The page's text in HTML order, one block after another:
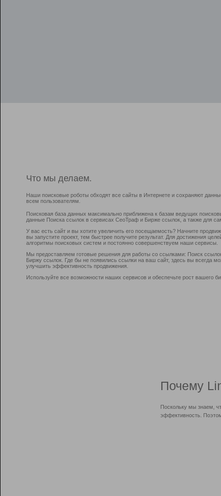
Что мы делаем.
Наши поисковые роботы обходят все сайты в Интернете и сохраняют
всем пользователям.
Поисковая база данных максимально приближена к базам ведущих
данные Поиска ссылок в сервисах СеоТраф и Бирже ссылок, а также для
У вас есть сайт и вы хотите увеличить его посещаемость? Начните
вы запустите проект, тем быстрее получите результат. Для достижения
алгоритмы поисковых систем и постоянно совершенствуем наши сервисы.
Мы предоставляем готовые решения для работы со ссылками: Поиск
Биржу ссылок. Где бы не появились ссылки на ваш сайт, здесь вы всегда
улучшить эффективность продвижения.
Используйте все возможности наших сервисов и обеспечьте рост вашего
Почему
Поскольку мы знаем,
эффективность.